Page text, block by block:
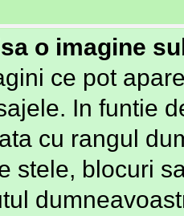
o imagine
ce pot
In funtie
cu rangul
stele, blocuri